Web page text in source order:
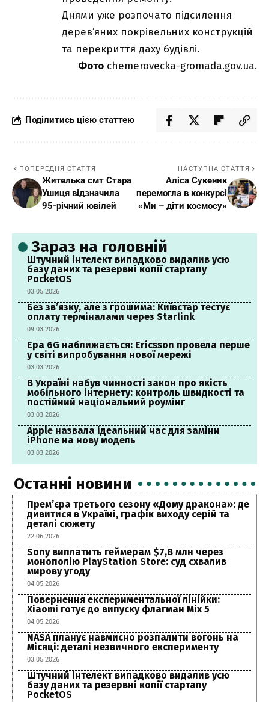
Днями уже розпочато підсилення
дерев’яних покрівельних конструкцій
та перекриття даху будівлі.
Фото chemerovecka-gromada.gov.ua.
Поділитись цією статтею
ПОПЕРЕДНЯ СТАТТЯ
Жителька смт Стара
Ушиця відзначила
95-річний ювілей
НАСТУПНА СТАТТЯ
Аліса Сукеник
перемогла в конкурсі
«Ми – діти космосу»
Зараз на головній
Штучний інтелект випадково видалив усю
базу даних та резервні копії стартапу
PocketOS
03.05.2026
Без зв’язку, але з грошима: Київстар тестує
оплату терміналами через Starlink
09.03.2026
Ера 6G наближається: Ericsson провела перше
у світі випробування нової мережі
03.03.2026
В Україні набув чинності закон про якість
мобільного інтернету: контроль швидкості та
постійний національний роумінг
03.03.2026
Apple назвала ідеальний час для заміни
iPhone на нову модель
03.03.2026
Останні новини
Прем’єра третього сезону «Дому дракона»: де
дивитися в Україні, графік виходу серій та
деталі сюжету
22.06.2026
Sony виплатить геймерам $7,8 млн через
монополію PlayStation Store: суд схвалив
мирову угоду
04.05.2026
Повернення експериментальної лінійки:
Xiaomi готує до випуску флагман Mix 5
04.05.2026
NASA планує навмисно розпалити вогонь на
Місяці: деталі незвичного експерименту
03.05.2026
Штучний інтелект випадково видалив усю
базу даних та резервні копії стартапу
PocketOS